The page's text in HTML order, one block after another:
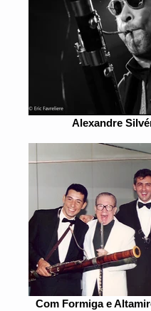
Alexandre
Com Formiga e